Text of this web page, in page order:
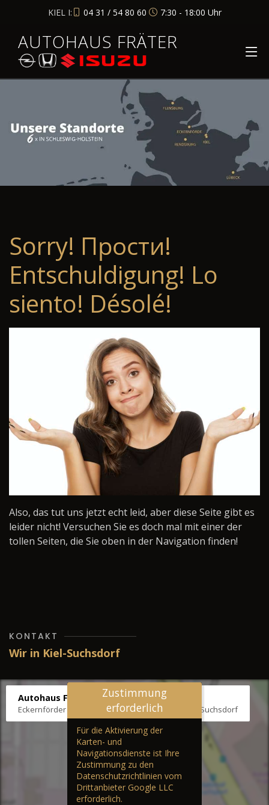
KIEL I: 04 31 / 54 80 60 7:30 - 18:00 Uhr
AUTOHAUS FRÄTER
Sorry! Прости!
Entschuldigung! Lo
siento! Désolé!
Also, das tut uns jetzt echt leid, aber diese Seite gibt es
leider nicht! Versuchen Sie es doch mal mit einer der
tollen Seiten, die Sie oben in der Navigation finden!
KONTAKT
Wir in Kiel-Suchsdorf
Autohaus Fräter
Eckernförder Str. /Klausbrooker Weg 1, 24107 Kiel-Suchsdorf
Zustimmung
erforderlich
Für die Aktivierung der
Karten- und
Navigationsdienste ist Ihre
Zustimmung zu den
Datenschutzrichtlinien vom
Drittanbieter Google LLC
erforderlich.